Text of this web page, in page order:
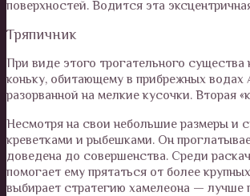
поверхностей. Водится эта
Тряпичник
При виде этого трогательного
коньку, обитающему в прибрежных водах
разорванной на мелкие кусочки. Вторая
Несмотря на свои небольшие размеры и
креветками и рыбешками. Он
доведена до совершенства. Среди
помогает ему прятаться от более
выбирает стратегию хамелеона — лучше